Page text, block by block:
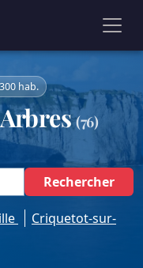
hab.
(76)
Rechercher
Criquetot-sur-